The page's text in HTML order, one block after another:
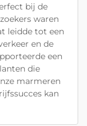
bij de
waren
leidde tot een
en de
een
die
marmeren
kan